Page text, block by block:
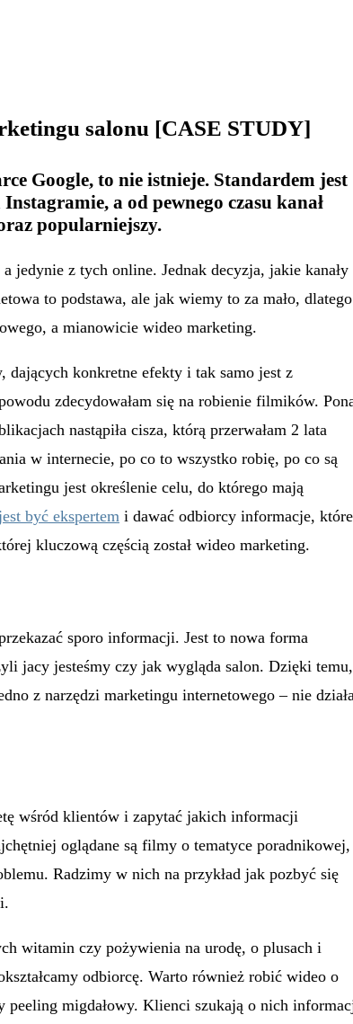
salonu [CASE STUDY]
Google, to nie istnieje. Standardem jest
a od pewnego czasu kanał
popularniejszy.
z tych online. Jednak decyzja, jakie kanały
to podstawa, ale jak wiemy to za mało, dlatego
a mianowicie wideo marketing.
dających konkretne efekty i tak samo jest z
zdecydowałam się na robienie filmików.
nastąpiła cisza, którą przerwałam 2 lata
w internecie, po co to wszystko robię, po co są
jest określenie celu, do którego mają
być ekspertem i dawać odbiorcy informacje, które
kluczową częścią został wideo marketing.
sporo informacji. Jest to nowa forma
jacy jesteśmy czy jak wygląda salon. Dzięki temu,
z narzędzi marketingu internetowego – nie
wśród klientów i zapytać jakich informacji
oglądane są filmy o tematyce poradnikowej,
Radzimy w nich na przykład jak pozbyć się
witamin czy pożywienia na urodę, o plusach i
odbiorcę. Warto również robić wideo o
peeling migdałowy. Klienci szukają o nich